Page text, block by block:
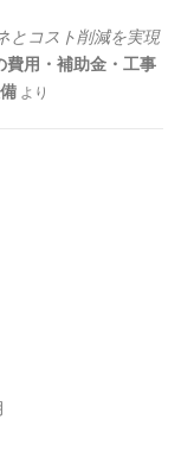
とコスト削減を実現
費用・補助金・工事
より